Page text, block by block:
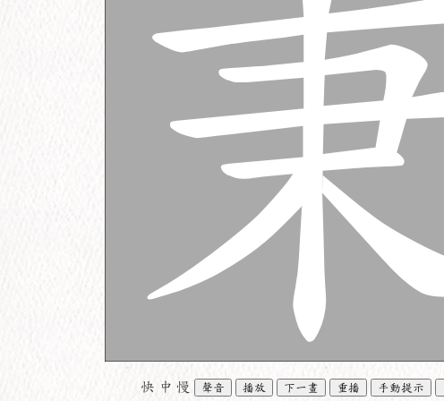
快 中 慢 聲音 播放 下一畫 重播 手動提示